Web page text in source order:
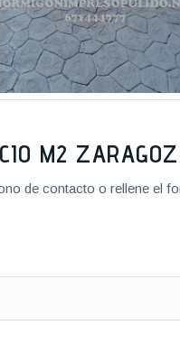
M2
de contacto o rellene el